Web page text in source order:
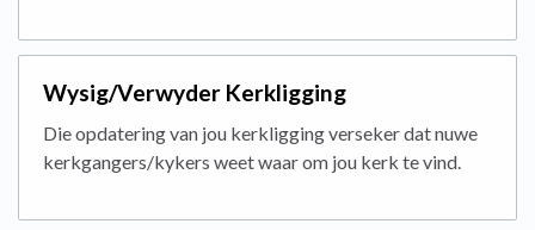
Wysig/Verwyder Kerkligging
Die opdatering van jou kerkligging verseker dat nuwe
kerkgangers/kykers weet waar om jou kerk te vind.